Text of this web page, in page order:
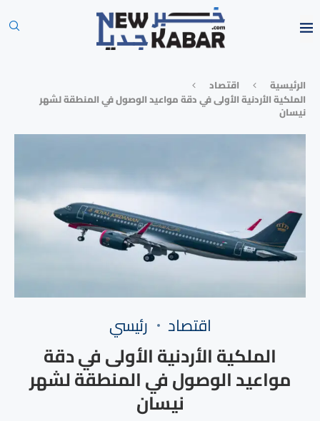
الرئيسية
⁠اقتصاد
الملكية الأردنية الأولى في دقة مواعيد الوصول في المنطقة لشهر
نيسان
⁠اقتصاد رئيسي
الملكية الأردنية الأولى في دقة
مواعيد الوصول في المنطقة لشهر
نيسان